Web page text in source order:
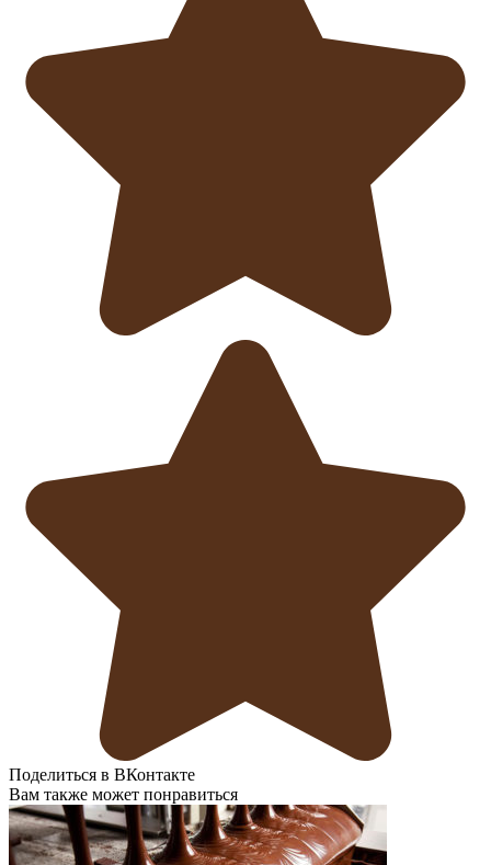
Поделиться в ВКонтакте
Вам также может понравиться